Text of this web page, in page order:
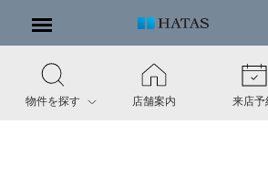
物件を探す 店舗案内 来店予